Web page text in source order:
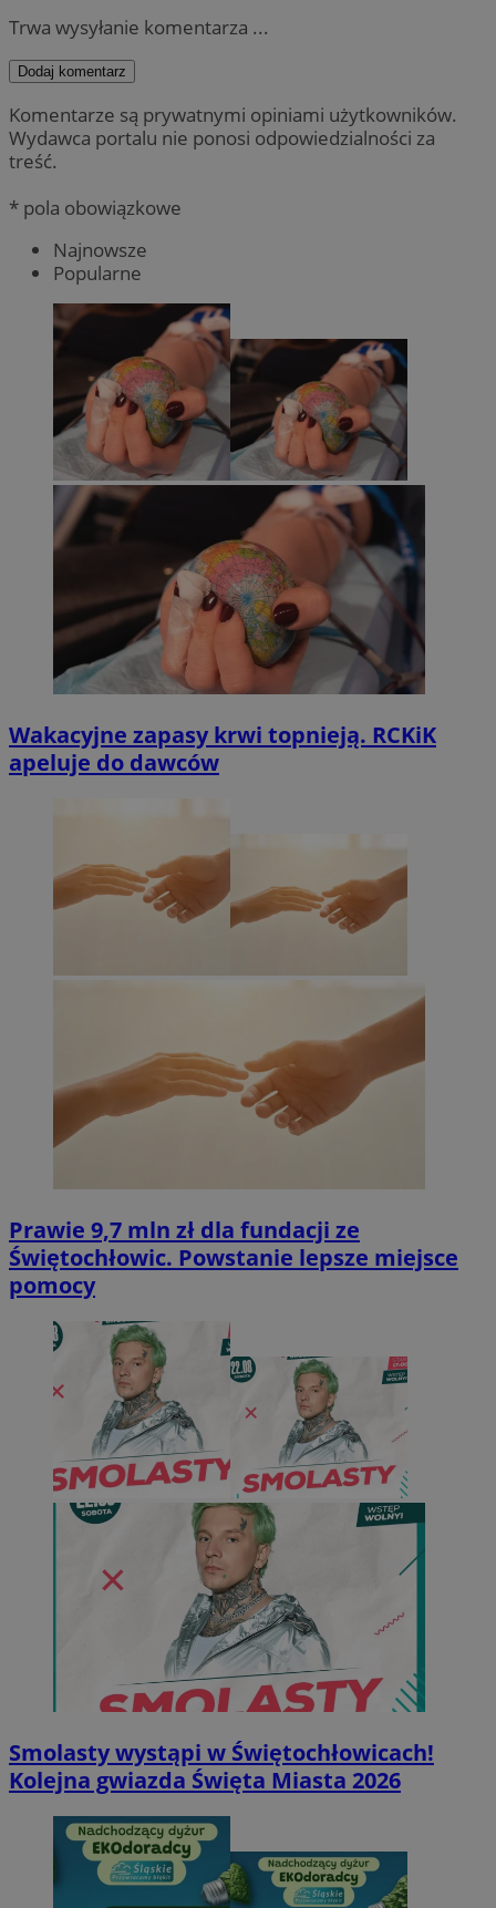
Trwa wysyłanie komentarza ...
Dodaj komentarz
Komentarze są prywatnymi opiniami użytkowników.
Wydawca portalu nie ponosi odpowiedzialności za
treść.
* pola obowiązkowe
Najnowsze
Popularne
Wakacyjne zapasy krwi topnieją. RCKiK
apeluje do dawców
Prawie 9,7 mln zł dla fundacji ze
Świętochłowic. Powstanie lepsze miejsce
pomocy
Smolasty wystąpi w Świętochłowicach!
Kolejna gwiazda Święta Miasta 2026